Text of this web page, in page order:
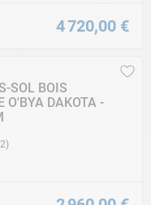
4720,00 €
SOL BOIS
O'BYA DAKOTA -
2)